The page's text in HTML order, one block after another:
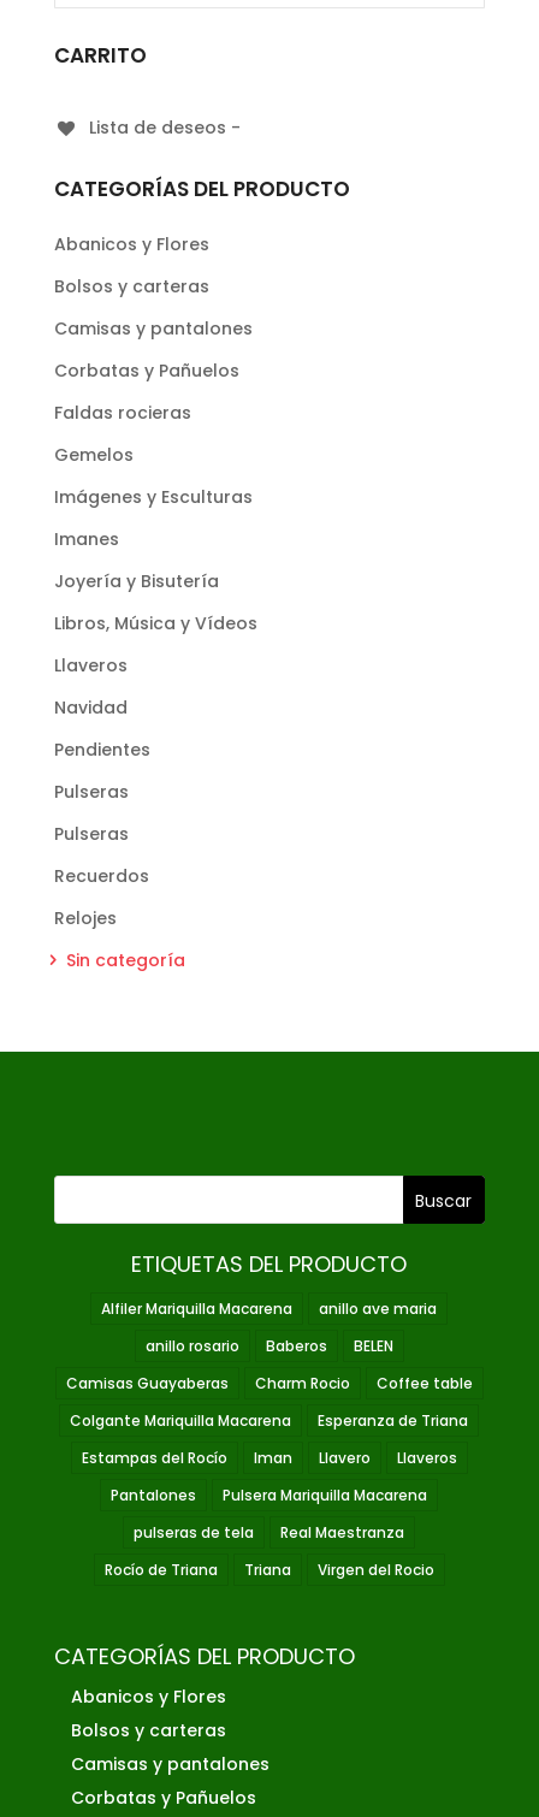
CARRITO
Lista de deseos -
CATEGORÍAS DEL PRODUCTO
Abanicos y Flores
Bolsos y carteras
Camisas y pantalones
Corbatas y Pañuelos
Faldas rocieras
Gemelos
Imágenes y Esculturas
Imanes
Joyería y Bisutería
Libros, Música y Vídeos
Llaveros
Navidad
Pendientes
Pulseras
Pulseras
Recuerdos
Relojes
Sin categoría
ETIQUETAS DEL PRODUCTO
Alfiler Mariquilla Macarena
anillo ave maria
anillo rosario
Baberos
BELEN
Camisas Guayaberas
Charm Rocio
Coffee table
Colgante Mariquilla Macarena
Esperanza de Triana
Estampas del Rocío
Iman Llavero
Llaveros
Pantalones
Pulsera Mariquilla Macarena
pulseras de tela
Real Maestranza
Rocío de Triana
Triana Virgen del Rocio
CATEGORÍAS DEL PRODUCTO
Abanicos y Flores
Bolsos y carteras
Camisas y pantalones
Corbatas y Pañuelos